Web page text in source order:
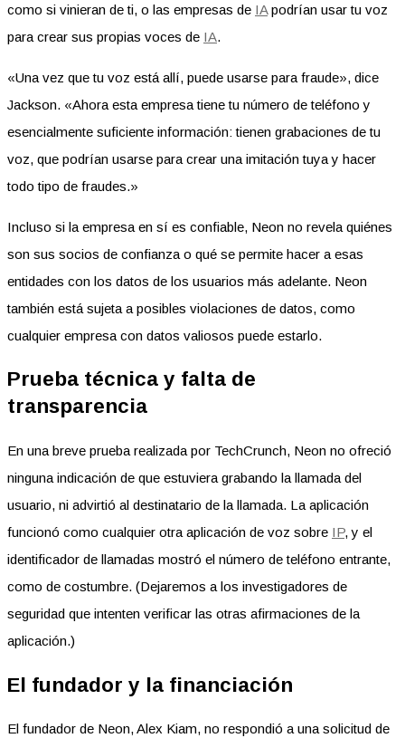
como si vinieran de ti, o las empresas de IApodrían usar tu voz
para crear sus propias voces de IA.
«Una vez que tu voz está allí, puede usarse para fraude», dice
Jackson. «Ahora esta empresa tiene tu número de teléfono y
esencialmente suficiente información: tienen grabaciones de tu
voz, que podrían usarse para crear una imitación tuya y hacer
todo tipo de fraudes.»
Incluso si la empresa en sí es confiable, Neon no revela quiénes
son sus socios de confianza o qué se permite hacer a esas
entidades con los datos de los usuarios más adelante. Neon
también está sujeta a posibles violaciones de datos, como
cualquier empresa con datos valiosos puede estarlo.
Prueba técnica y falta de
transparencia
En una breve prueba realizada por TechCrunch, Neon no ofreció
ninguna indicación de que estuviera grabando la llamada del
usuario, ni advirtió al destinatario de la llamada. La aplicación
funcionó como cualquier otra aplicación de voz sobre IP, y el
identificador de llamadas mostró el número de teléfono entrante,
como de costumbre. (Dejaremos a los investigadores de
seguridad que intenten verificar las otras afirmaciones de la
aplicación.)
El fundador y la financiación
El fundador de Neon, Alex Kiam, no respondió a una solicitud de